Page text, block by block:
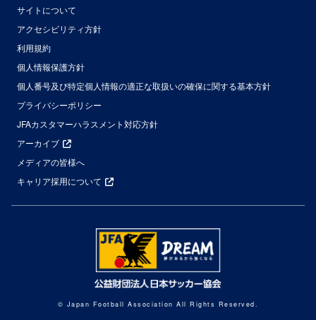
サイトについて
アクセシビリティ方針
利用規約
個人情報保護方針
個人番号及び特定個人情報の適正な取扱いの確保に関する基本方針
プライバシーポリシー
JFAカスタマーハラスメント対応方針
アーカイブ
メディアの皆様へ
キャリア採用について
© Japan Football Association All Rights Reserved.